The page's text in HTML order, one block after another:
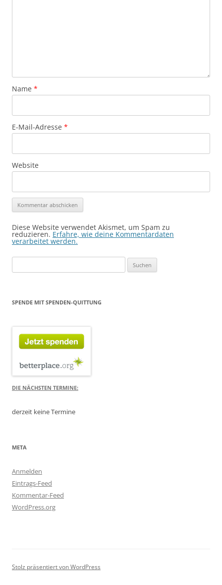
Name *
E-Mail-Adresse *
Website
Diese Website verwendet Akismet, um Spam zu
reduzieren. Erfahre, wie deine Kommentardaten
verarbeitet werden.
nach:
SPENDE MIT SPENDEN-QUITTUNG
DIE NÄCHSTEN TERMINE:
derzeit keine Termine
META
Anmelden
Eintrags-Feed
Kommentar-Feed
WordPress.org
Stolz präsentiert von WordPress